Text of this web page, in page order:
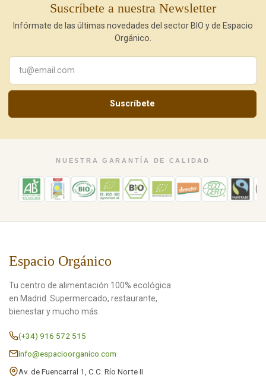
Suscríbete a nuestra Newsletter
Infórmate de las últimas novedades del sector BIO y de Espacio
Orgánico.
Suscríbete
NUESTRA GARANTÍA DE CALIDAD
Espacio Orgánico
Tu centro de alimentación 100% ecológica
en Madrid. Supermercado, restaurante,
bienestar y mucho más.
(+34) 916 572 515
info@espacioorganico.com
Av. de Fuencarral 1, C.C. Río Norte II